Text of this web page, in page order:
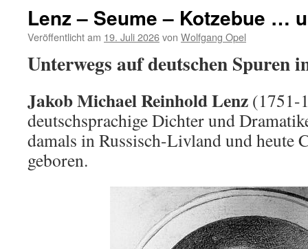
Lenz – Seume – Kotzebue …
Veröffentlicht am 19. Juli 2026von Wolfgang Opel
Unterwegs auf deutschen Spuren
Jakob Michael Reinhold Lenz (1751-
deutschsprachige Dichter und
damals in Russisch-Livland und heute
geboren.